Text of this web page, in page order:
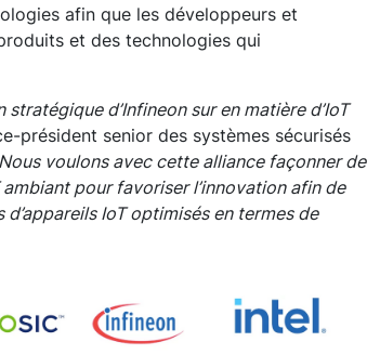
afin que les développeurs et
et des technologies qui
stratégique d’Infineon sur en matière d’IoT
président senior des systèmes sécurisés
Nous voulons avec cette alliance façonner de
pour favoriser l’innovation afin de
IoT optimisés en termes de